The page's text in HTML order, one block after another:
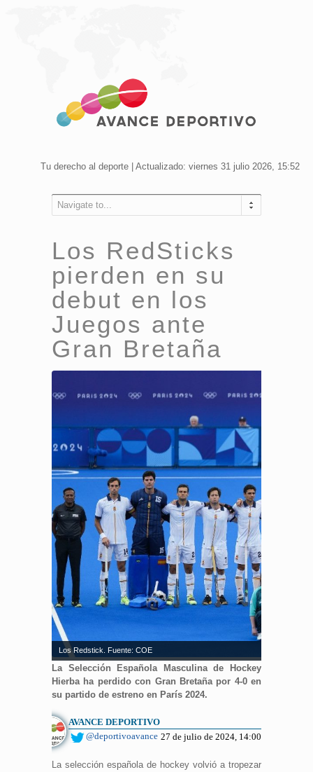
Tu derecho al deporte | Actualizado: viernes 31 julio 2026, 15:52
Navigate to...
Los RedSticks
pierden en su
debut en los
Juegos ante
Gran Bretaña
Los Redstick. Fuente: COE
La Selección Española Masculina de Hockey
Hierba ha perdido con Gran Bretaña por 4-0 en
su partido de estreno en París 2024.
AVANCE DEPORTIVO
@deportivoavance 27 de julio de 2024, 14:00
La selección española de hockey volvió a tropezar